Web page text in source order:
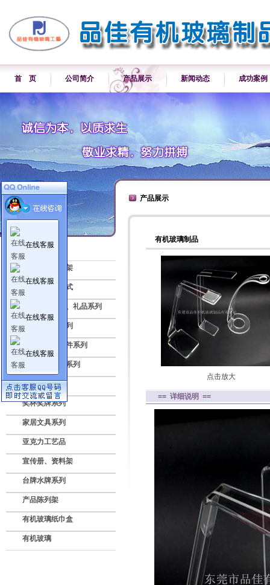
首 页 公司简介 产品展示 新闻动态 成功案例
产品展示
各类产品展示架
亚克力透明盒式
压克力纪念品、礼品系列
标牌授权牌系列
亚克力灯饰配件系列
数码电子展示系列
广告灯箱系列
奖杯奖牌系列
家居文具系列
亚克力工艺品
宣传册、资料架
台牌水牌系列
产品陈列架
有机玻璃纸巾盒
有机玻璃
产品展示
有机玻璃制品
点击放大
== 详细说明 ==
在线客服
在线客服
在线客服
在线客服